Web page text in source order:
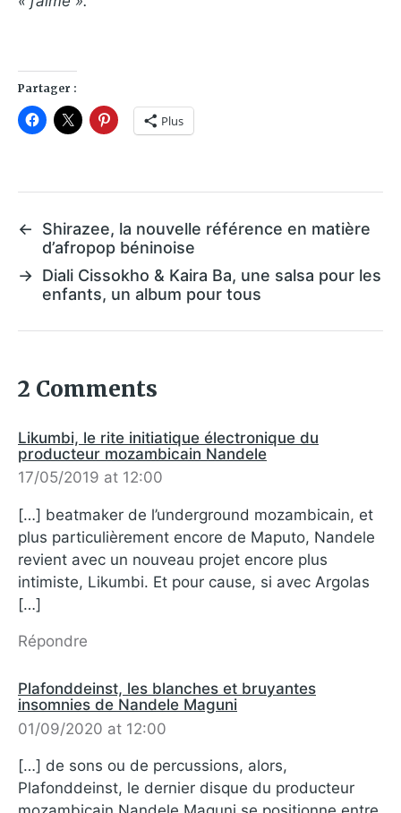
Partager :
Plus
←
Shirazee, la nouvelle référence en matière
d’afropop béninoise
→ Diali Cissokho & Kaira Ba, une salsa pour les
enfants, un album pour tous
2 Comments
Likumbi, le rite initiatique électronique du
producteur mozambicain Nandele
17/05/2019 at 12:00
[…] beatmaker de l’underground mozambicain, et
plus particulièrement encore de Maputo, Nandele
revient avec un nouveau projet encore plus
intimiste, Likumbi. Et pour cause, si avec Argolas
[…]
Répondre
Plafonddeinst, les blanches et bruyantes
insomnies de Nandele Maguni
01/09/2020 at 12:00
[…] de sons ou de percussions, alors,
Plafonddeinst, le dernier disque du producteur